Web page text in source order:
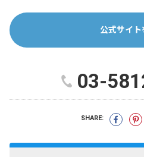
公式サイト
03-
SHARE: